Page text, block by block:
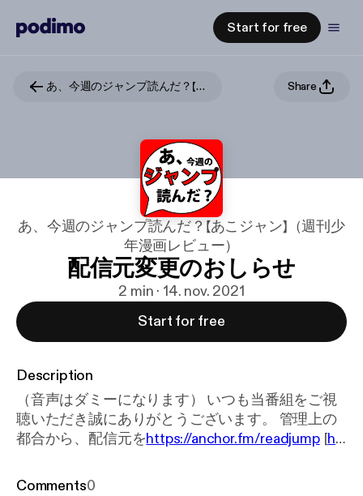
Start for free
あ、今週のジャンプ読んだ？【あこジャン】（週刊少年漫画レビュー） Share
あ、今週のジャンプ読んだ？【あこジャン】（週刊少
年漫画レビュー）
配信元変更のおしらせ
2 min · 14. nov. 2021
Start for free
Description
（音声はダミーになります） いつも当番組をご視
聴いただき誠にありがとうございます。 管理上の
都合から、配信元をhttps://anchor.fm/readjump[htt
した。 もし視聴アプリにてこちらの文章が表示さ
Comments0